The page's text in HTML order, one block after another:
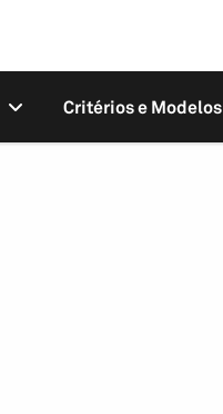
Critérios e Modelos